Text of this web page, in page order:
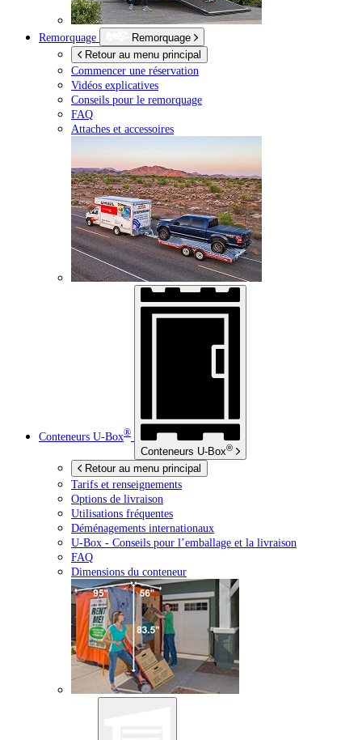
Remorquage
Remorquage
Retour au menu principal
Commencer une réservation
Vidéos explicatives
Conseils pour le remorquage
FAQ
Attaches et accessoires
Conteneurs U-Box®
Conteneurs U-Box®
Retour au menu principal
Tarifs et renseignements
Options de livraison
Utilisations fréquentes
Déménagements internationaux
U-Box - Conseils pour l’emballage et la livraison
FAQ
Dimensions du conteneur